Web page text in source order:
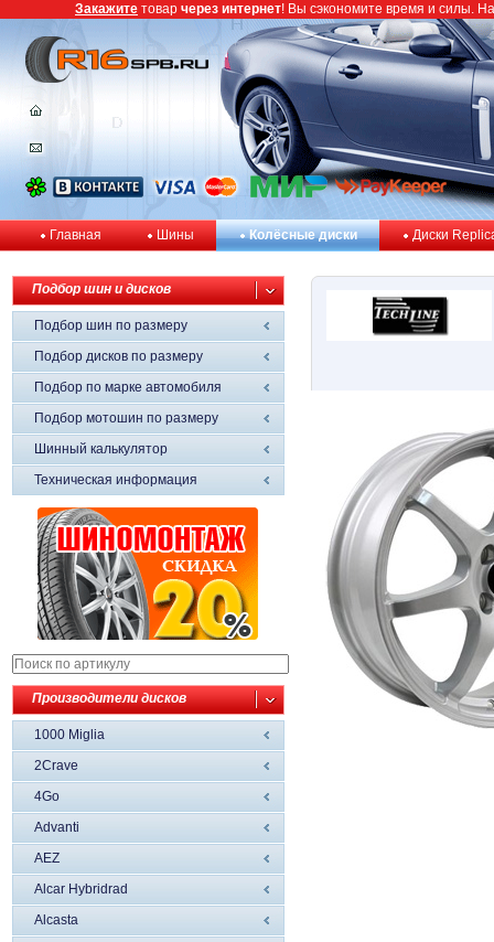
Главная Шины Колёсные диски Диски
Подбор шин и дисков
Подбор шин по размеру
Подбор дисков по размеру
Подбор по марке автомобиля
Подбор мотошин по размеру
Шинный калькулятор
Техническая информация
Производители дисков
1000 Miglia
2Crave
4Go
Advanti
AEZ
Alcar Hybridrad
Alcasta
Закажите товар через интернет! Вы сэкономите время и силы.